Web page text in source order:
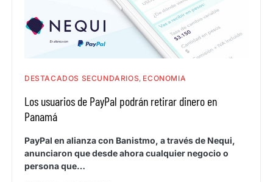
DESTACADOS SECUNDARIOS ECONOMIA
Los usuarios de PayPal podrán retirar dinero en
Panamá
PayPal en alianza con Banistmo, a través de Nequi,
anunciaron que desde ahora cualquier negocio o
persona que…